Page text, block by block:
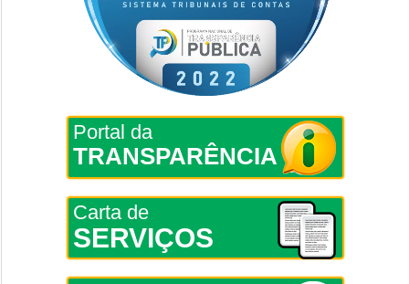
Portal da
TRANSPARÊNCIA
Carta de
SERVIÇOS